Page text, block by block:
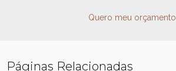
Quero meu orçamento
Páginas Relacionadas